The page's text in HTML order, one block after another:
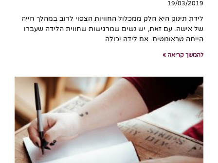
19/03/2019
לידת תינוק היא חלק ממכלול החוויות הצפוי לרוב במהלך חייה
של אישה. עם זאת, יש נשים שמרגישות שחווית הלידה שעברו
הייתה טראומטית. אם לידה יכולה
להמשך קריאה »